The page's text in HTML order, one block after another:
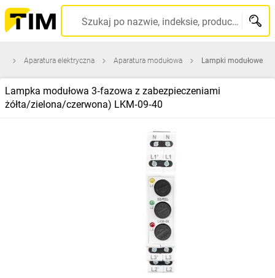
Szukaj po nazwie, indeksie, producencie, kodzie kreskowym...
Aparatura elektryczna Aparatura modułowa Lampki modułowe
Lampka modułowa 3‑fazowa z zabezpieczeniami
żółta/zielona/czerwona) LKM‑09‑40